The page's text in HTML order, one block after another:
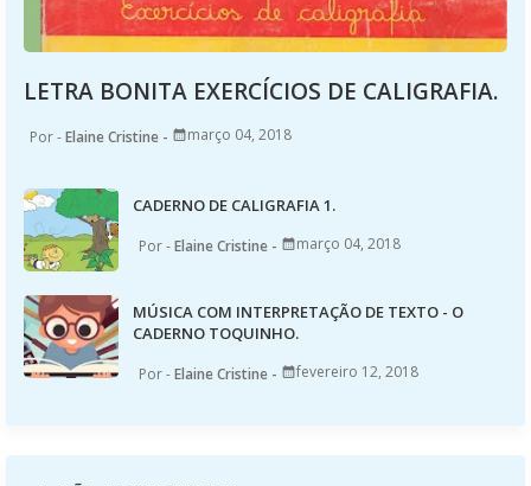
LETRA BONITA EXERCÍCIOS DE CALIGRAFIA.
Elaine Cristine março 04, 2018
CADERNO DE CALIGRAFIA 1.
Elaine Cristine março 04, 2018
MÚSICA COM INTERPRETAÇÃO DE TEXTO - O
CADERNO TOQUINHO.
Elaine Cristine fevereiro 12, 2018